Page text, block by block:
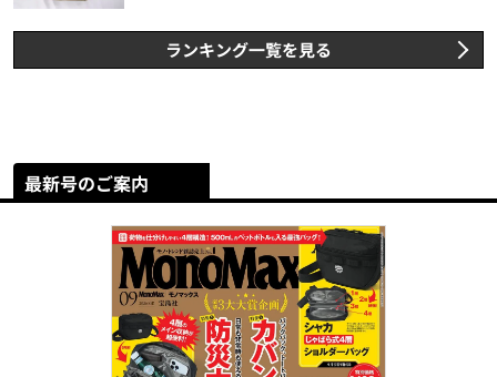
ランキング一覧を見る
最新号のご案内